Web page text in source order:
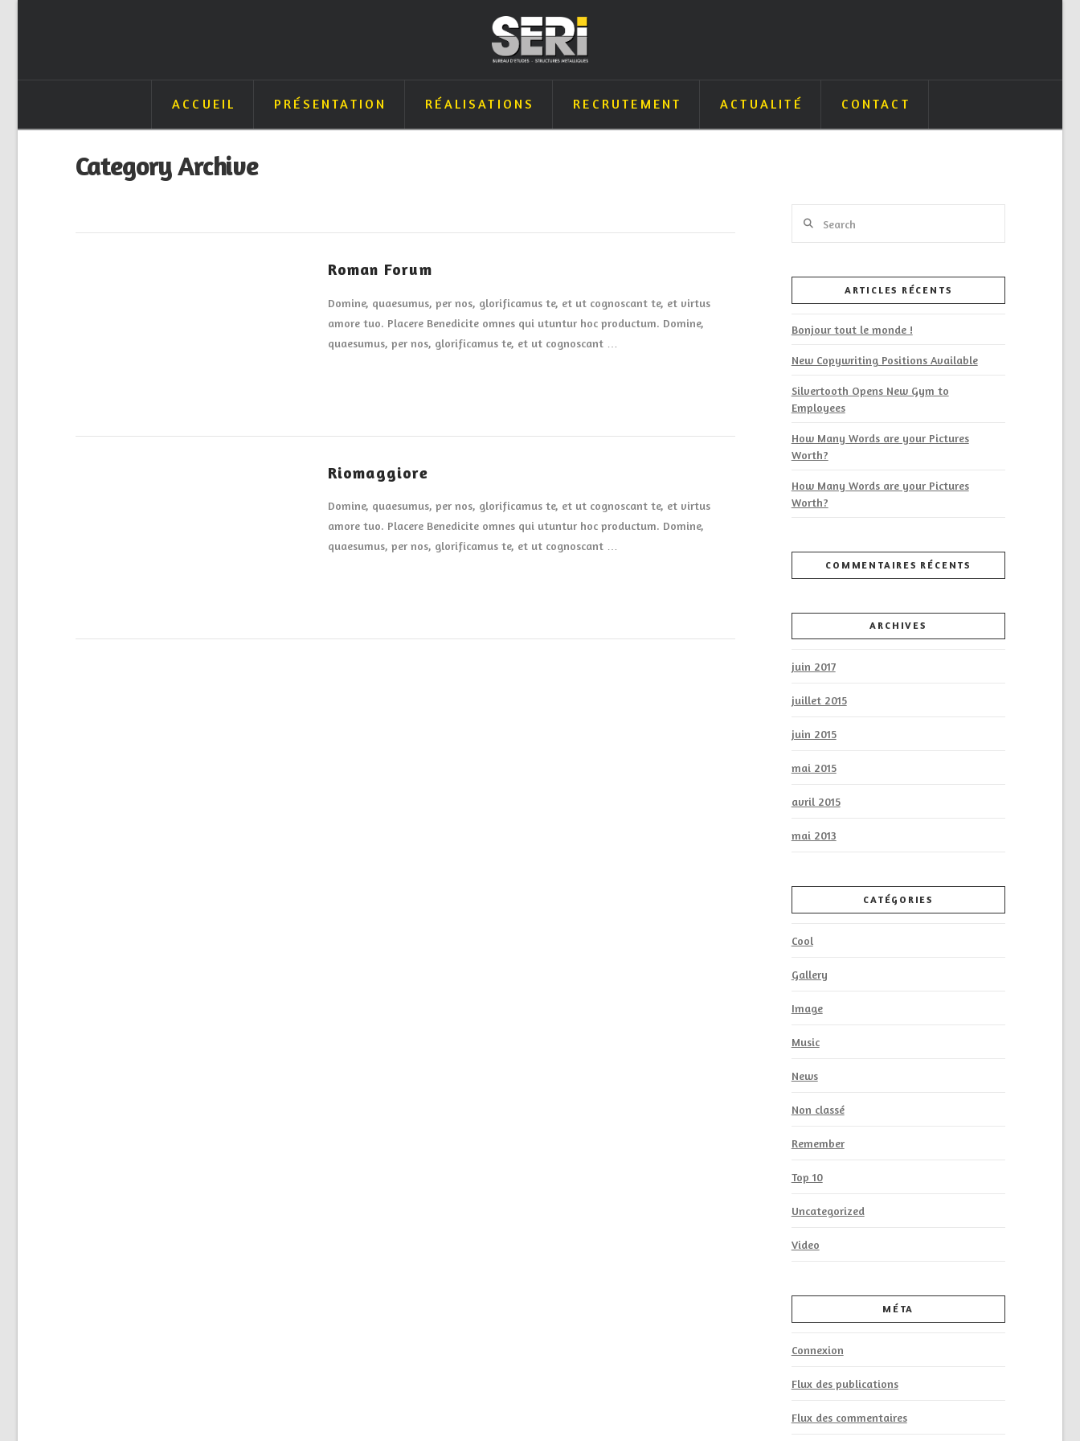
ACCUEIL PRÉSENTATION RÉALISATIONS RECRUTEMENT ACTUALITÉ CONTACT
Category Archive
Roman Forum
Domine, quaesumus, per nos, glorificamus te, et ut cognoscant te, et virtus
amore tuo. Placere Benedicite omnes qui utuntur hoc productum. Domine,
quaesumus, per nos, glorificamus te, et ut cognoscant …
Riomaggiore
Domine, quaesumus, per nos, glorificamus te, et ut cognoscant te, et virtus
amore tuo. Placere Benedicite omnes qui utuntur hoc productum. Domine,
quaesumus, per nos, glorificamus te, et ut cognoscant …
ARTICLES RÉCENTS
Bonjour tout le monde !
New Copywriting Positions Available
Silvertooth Opens New Gym to
Employees
How Many Words are your Pictures
Worth?
How Many Words are your Pictures
Worth?
COMMENTAIRES RÉCENTS
ARCHIVES
juin 2017
juillet 2015
juin 2015
mai 2015
avril 2015
mai 2013
CATÉGORIES
Cool
Gallery
Image
Music
News
Non classé
Remember
Top 10
Uncategorized
Video
MÉTA
Connexion
Flux des publications
Flux des commentaires